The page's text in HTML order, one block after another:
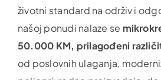
životni standard na održiv i
našoj ponudi nalaze se
50.000 KM, prilagođeni
od poslovnih ulaganja,